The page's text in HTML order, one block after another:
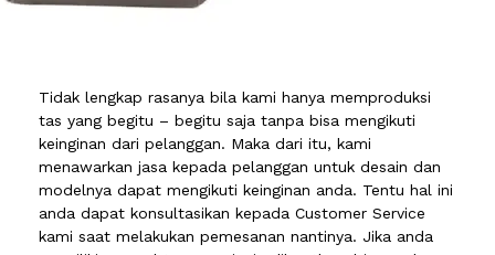
Tidak lengkap rasanya bila kami hanya memproduksi
tas yang begitu – begitu saja tanpa bisa mengikuti
keinginan dari pelanggan. Maka dari itu, kami
menawarkan jasa kepada pelanggan untuk desain dan
modelnya dapat mengikuti keinginan anda. Tentu hal ini
anda dapat konsultasikan kepada Customer Service
kami saat melakukan pemesanan nantinya. Jika anda